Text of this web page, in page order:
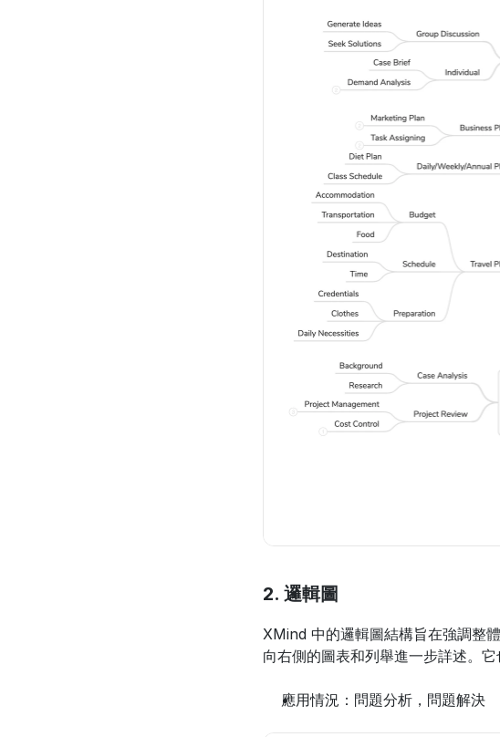
2. 邏輯圖
XMind 中的邏輯圖結構旨在強調整
向右側的圖表和列舉進一步詳述。
應用情況：問題分析，問題解決